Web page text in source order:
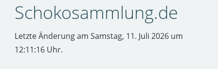
Schokosammlung.de
Letzte Änderung am Samstag, 11. Juli 2026 um
12:11:16 Uhr.